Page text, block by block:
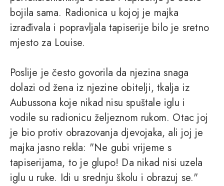
bojila sama. Radionica u kojoj je majka
izrađivala i popravljala tapiserije bilo je sretno
mjesto za Louise.
Poslije je često govorila da njezina snaga
dolazi od žena iz njezine obitelji, tkalja iz
Aubussona koje nikad nisu spuštale iglu i
vodile su radionicu željeznom rukom. Otac joj
je bio protiv obrazovanja djevojaka, ali joj je
majka jasno rekla: "Ne gubi vrijeme s
tapiserijama, to je glupo! Da nikad nisi uzela
iglu u ruke. Idi u srednju školu i obrazuj se."